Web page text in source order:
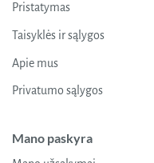
Pristatymas
Taisyklės ir sąlygos
Apie mus
Privatumo sąlygos
Mano paskyra